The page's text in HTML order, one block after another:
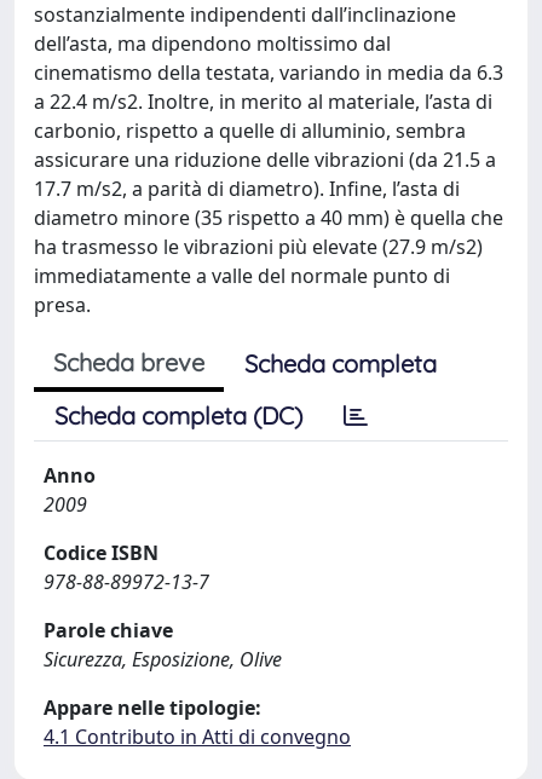
sostanzialmente indipendenti dall’inclinazione
dell’asta, ma dipendono moltissimo dal
cinematismo della testata, variando in media da 6.3
a 22.4 m/s2. Inoltre, in merito al materiale, l’asta di
carbonio, rispetto a quelle di alluminio, sembra
assicurare una riduzione delle vibrazioni (da 21.5 a
17.7 m/s2, a parità di diametro). Infine, l’asta di
diametro minore (35 rispetto a 40 mm) è quella che
ha trasmesso le vibrazioni più elevate (27.9 m/s2)
immediatamente a valle del normale punto di
presa.
Scheda breve
Scheda completa
Scheda completa (DC)
Anno
2009
Codice ISBN
978-88-89972-13-7
Parole chiave
Sicurezza, Esposizione, Olive
Appare nelle tipologie:
4.1 Contributo in Atti di convegno